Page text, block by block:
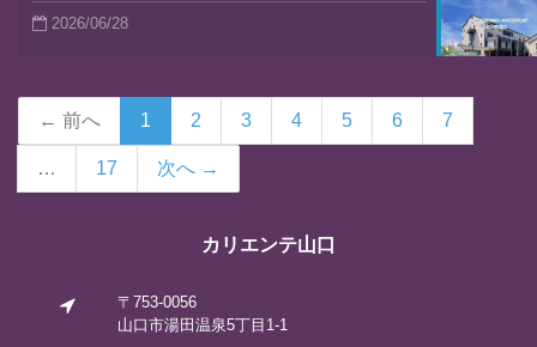
2026/06/28
← 前へ 1 2 3 4 5 6 7
… 17 次へ →
カリエンテ山口
〒753-0056
山口市湯田温泉5丁目1-1